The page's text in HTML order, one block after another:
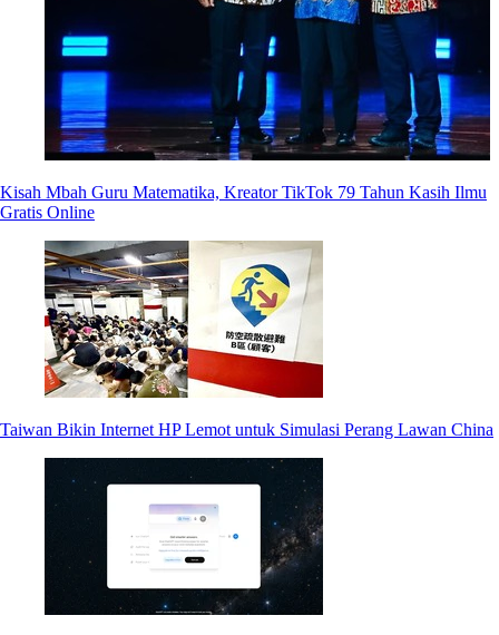
Kisah Mbah Guru Matematika, Kreator TikTok 79 Tahun Kasih Ilmu
Gratis Online
Taiwan Bikin Internet HP Lemot untuk Simulasi Perang Lawan China